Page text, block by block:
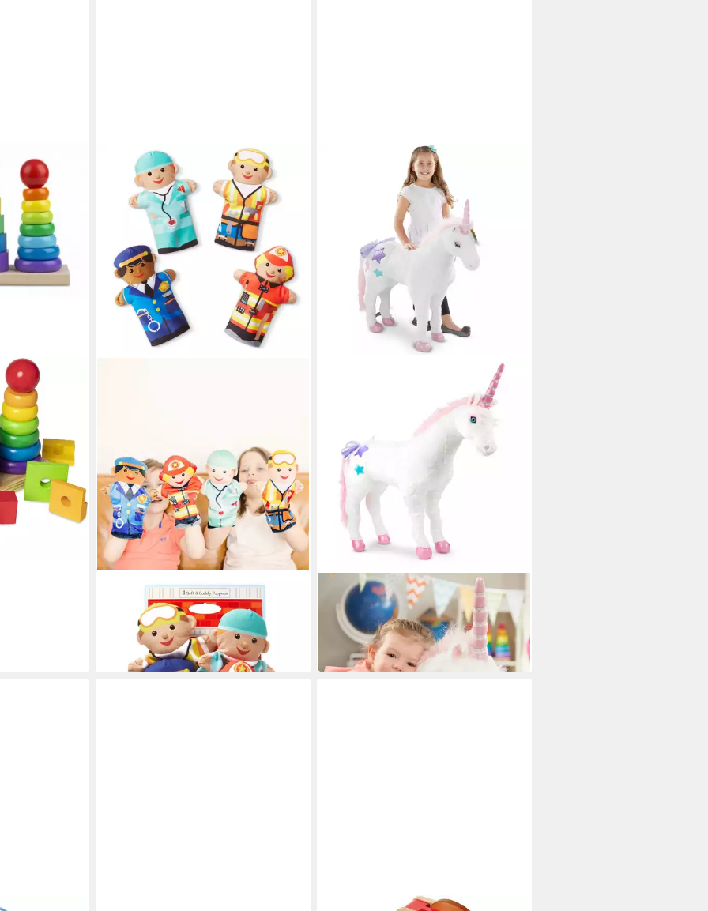
Stapler
-
MELISSA & DOUG
Handpuppe Fröhliche Helfer
35,90 € UVP48,90 €
in 5-6 Werktagen bei dir
MELISSA & DOUG
Tierkuscheltier Einhorn Kuscheltier
groß XXL stehend - ca. 82 cm
205,99 €
in 2-3 Werktagen bei dir